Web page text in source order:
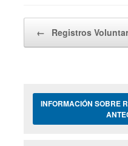
← Registros
INFORMACIÓN SOBRE